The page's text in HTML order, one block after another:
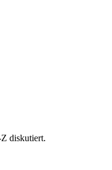
diskutiert.